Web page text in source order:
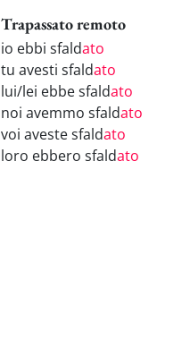
Trapassato remoto
io ebbi sfaldato
tu avesti sfaldato
lui/lei ebbe sfaldato
noi avemmo sfaldato
voi aveste sfaldato
loro ebbero sfaldato